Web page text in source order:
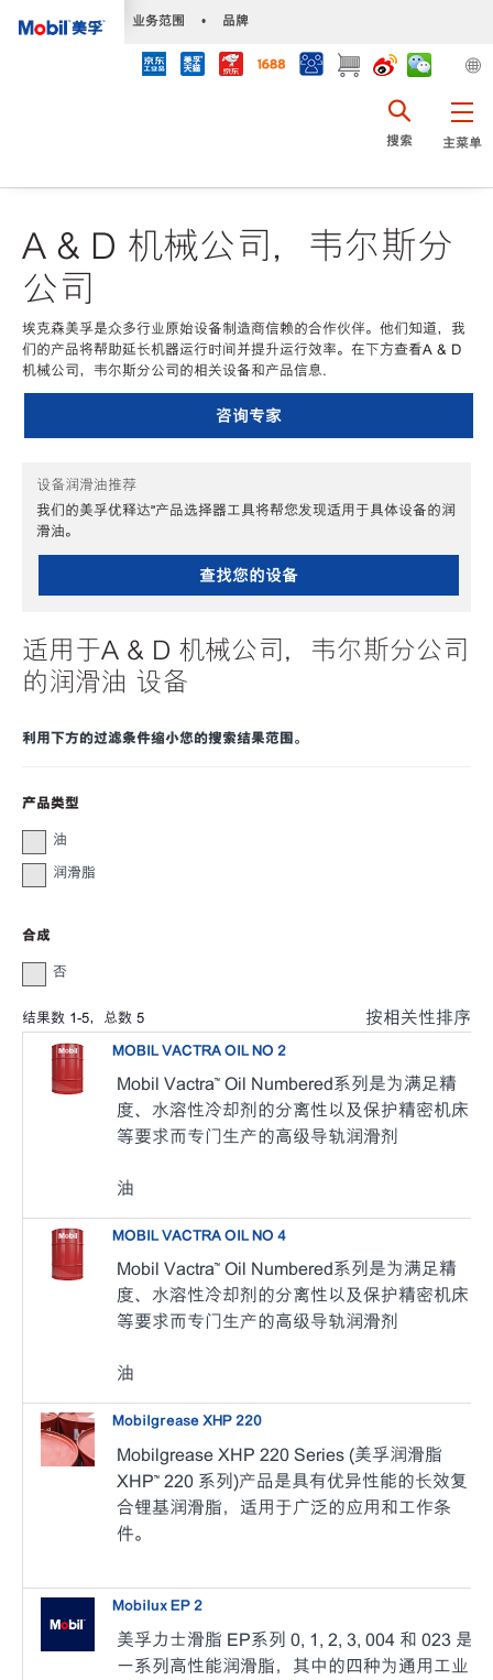
业务范围 • 品牌
主菜单
搜索
A & D 机械公司，韦尔斯分
公司
埃克森美孚是众多行业原始设备制造商信赖的合作伙伴。他们知道，我
们的产品将帮助延长机器运行时间并提升运行效率。在下方查看A & D
机械公司，韦尔斯分公司的相关设备和产品信息.
咨询专家
设备润滑油推荐
我们的美孚优释达℠产品选择器工具将帮您发现适用于具体设备的润
滑油。
查找您的设备
适用于A & D 机械公司，韦尔斯分公司
的润滑油 设备
利用下方的过滤条件缩小您的搜索结果范围。
产品类型
油
润滑脂
合成
否
结果数 1-5，总数 5 按相关性排序
MOBIL VACTRA OIL NO 2
Mobil Vactra™ Oil Numbered系列是为满足精
度、水溶性冷却剂的分离性以及保护精密机床
等要求而专门生产的高级导轨润滑剂
油
MOBIL VACTRA OIL NO 4
Mobil Vactra™ Oil Numbered系列是为满足精
度、水溶性冷却剂的分离性以及保护精密机床
等要求而专门生产的高级导轨润滑剂
油
Mobilgrease XHP 220
Mobilgrease XHP 220 Series (美孚润滑脂
XHP™ 220 系列)产品是具有优异性能的长效复
合锂基润滑脂，适用于广泛的应用和工作条
件。
Mobilux EP 2
美孚力士滑脂 EP系列 0, 1, 2, 3, 004 和 023 是
一系列高性能润滑脂，其中的四种为通用工业